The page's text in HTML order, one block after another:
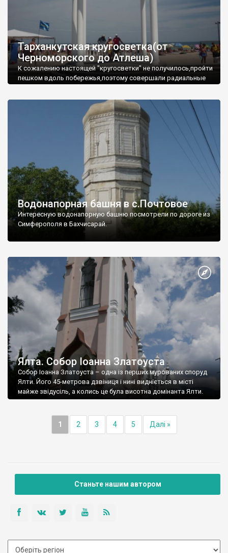
Тарханкутская кругосветка(от
Черноморского до Атлеша)
К сожалению настоящей "кругосветки" не получилось,пройти
пешком вдоль побережья,поэтому совершали радиальные
Водонапорная башня в с.Почтовое
Интересную водонапорную башню посмотрели по дороге из
Симферополя в Бахчисарай.
Ялта. Собор Іоанна Златоуста
Собор Іоанна Златоуста – одна із перших мурованих споруд
Ялти. Його 45-метрова дзвіниця і нині видніється в місті
майже звідусіль, а колись це була висотна домінанта Ялти.
1 2 3 4 5 Далі »
Станьте нашим автором